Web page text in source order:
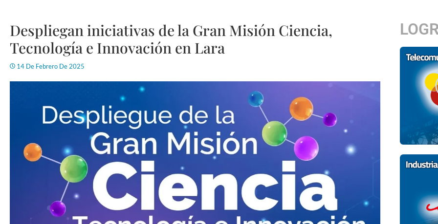
Despliegan iniciativas de la Gran Misión Ciencia,
Tecnología e Innovación en Lara
14 De Febrero De 2025